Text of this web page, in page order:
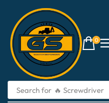
0
Search for 🔥 Screwdriver